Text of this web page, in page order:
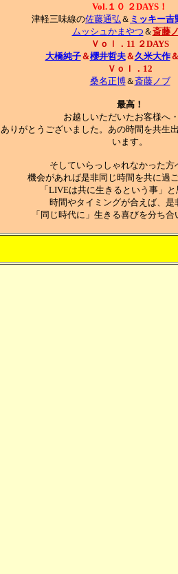
Vol.１０ ２DAYS！
津軽三味線の佐藤通弘＆ ミッキー吉
ムッシュかまやつ ＆斎藤
Ｖｏｌ．11 ２DAYS
大橋純子＆櫻井哲夫＆久米大作
Ｖｏｌ．12
桑名正博＆斎藤ノブ
最高！
お越しいただいたお客様へ
ありがとうございました。あの時間を共生
います。
そしていらっしゃれなかった方
機会があれば是非同じ時間を共に過
「LIVEは共に生きるという事」
時間やタイミングが合えば、是
「同じ時代に」生きる喜びを分ち